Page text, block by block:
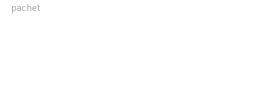
pachet